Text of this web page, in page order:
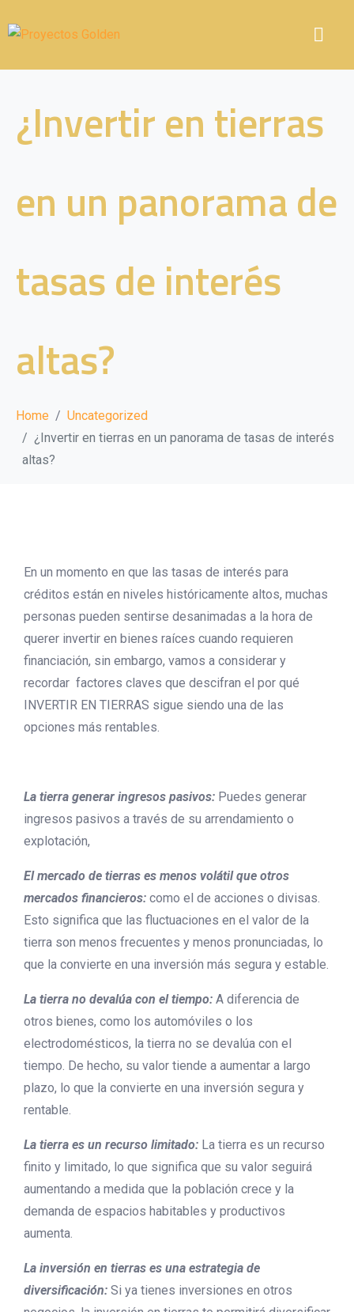
¿Invertir en tierras
en un panorama de
tasas de interés
altas?
Home
Uncategorized
¿Invertir en tierras en un panorama de tasas de interés
altas?
En un momento en que las tasas de interés para
créditos están en niveles históricamente altos, muchas
personas pueden sentirse desanimadas a la hora de
querer invertir en bienes raíces cuando requieren
financiación, sin embargo, vamos a considerar y
recordar factores claves que descifran el por qué
INVERTIR EN TIERRAS sigue siendo una de las
opciones más rentables.
La tierra generar ingresos pasivos: Puedes generar
ingresos pasivos a través de su arrendamiento o
explotación,
El mercado de tierras es menos volátil que otros
mercados financieros: como el de acciones o divisas.
Esto significa que las fluctuaciones en el valor de la
tierra son menos frecuentes y menos pronunciadas, lo
que la convierte en una inversión más segura y estable.
La tierra no devalúa con el tiempo: A diferencia de
otros bienes, como los automóviles o los
electrodomésticos, la tierra no se devalúa con el
tiempo. De hecho, su valor tiende a aumentar a largo
plazo, lo que la convierte en una inversión segura y
rentable.
La tierra es un recurso limitado: La tierra es un recurso
finito y limitado, lo que significa que su valor seguirá
aumentando a medida que la población crece y la
demanda de espacios habitables y productivos
aumenta.
La inversión en tierras es una estrategia de
diversificación: Si ya tienes inversiones en otros